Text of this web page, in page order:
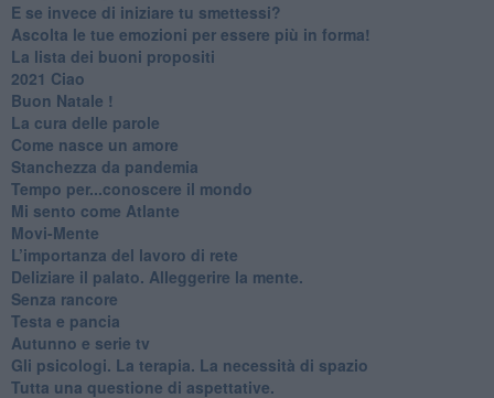
​E se invece di iniziare tu smettessi?
​Ascolta le tue emozioni per essere più in forma!
​La lista dei buoni propositi
2021 Ciao
Buon Natale !
​La cura delle parole
​Come nasce un amore
Stanchezza da pandemia
​Tempo per...conoscere il mondo
​Mi sento come Atlante
​Movi-Mente
​L’importanza del lavoro di rete
​Deliziare il palato. Alleggerire la mente.
​Senza rancore
​Testa e pancia
​Autunno e serie tv
​Gli psicologi. La terapia. La necessità di spazio
​Tutta una questione di aspettative.